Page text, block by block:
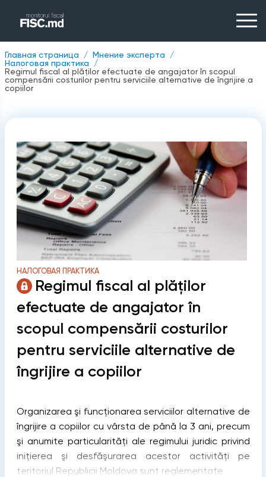
Главная страница
Мнение эксперта
Налоговая практика
Regimul fiscal al plăţilor efectuate de angajator în scopul
compensării costurilor pentru serviciile alternative de îngrijire a
copiilor
НАЛОГОВАЯ ПРАКТИКА
Regimul fiscal al plăţilor
efectuate de angajator în
scopul compensării costurilor
pentru serviciile alternative de
îngrijire a copiilor
Organizarea şi funcţionarea serviciilor alternative de
îngrijire a copiilor cu vârsta de până la 3 ani, precum
şi anumite particularităţi ale regimului juridic privind
iniţierea şi desfăşurarea acestor activităţi pe
teritoriul Republicii Moldova sunt reglementate